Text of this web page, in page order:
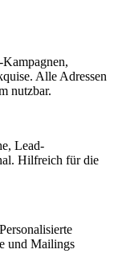
Alle Adressen
nutzbar.
Lead-
Hilfreich für die
und Mailings